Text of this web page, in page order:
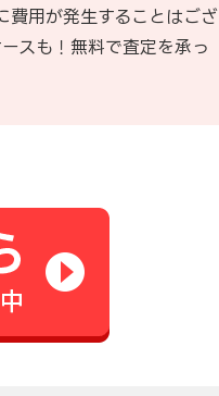
費用が発生することはござ
スも！無料で査定を承っ